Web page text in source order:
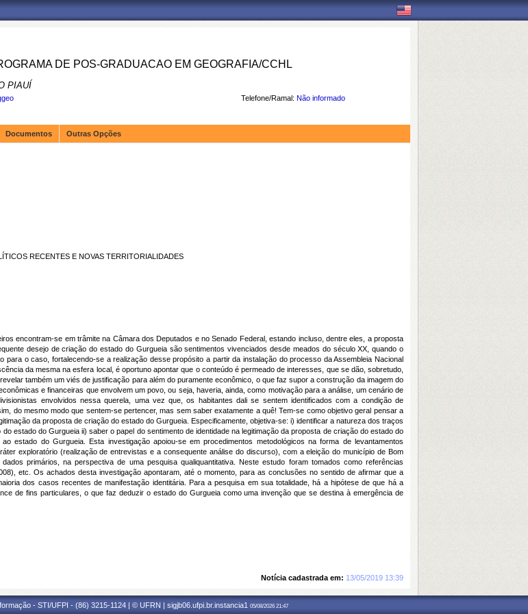
DE POS-GRADUACAO EM GEOGRAFIA/CCHL
PIAUÍ
Telefone/Ramal: Não informado
Documentos Outras Opções
RECENTES E NOVAS TERRITORIALIDADES
encontram-se em trâmite na Câmara dos Deputados e no Senado Federal, estando incluso, dentre eles, a proposta
desejo de criação do estado do Gurgueia são sentimentos vivenciados desde meados do século XX, quando o
o caso, fortalecendo-se a realização desse propósito a partir da instalação do processo da Assembleia Nacional
da mesma na esfera local, é oportuno apontar que o conteúdo é permeado de interesses, que se dão, sobretudo,
também um viés de justificação para além do puramente econômico, o que faz supor a construção da imagem do
e financeiras que envolvem um povo, ou seja, haveria, ainda, como motivação para a análise, um cenário de
envolvidos nessa querela, uma vez que, os habitantes dali se sentem identificados com a condição de
do mesmo modo que sentem-se pertencer, mas sem saber exatamente a quê! Tem-se como objetivo geral pensar a
da proposta de criação do estado do Gurgueia. Especificamente, objetiva-se: i) identificar a natureza dos traços
estado do Gurgueia ii) saber o papel do sentimento de identidade na legitimação da proposta de criação do estado do
estado do Gurgueia. Esta investigação apoiou-se em procedimentos metodológicos na forma de levantamentos
exploratório (realização de entrevistas e a consequente análise do discurso), com a eleição do município de Bom
primários, na perspectiva de uma pesquisa qualiquantitativa. Neste estudo foram tomados como referências
etc. Os achados desta investigação apontaram, até o momento, para as conclusões no sentido de afirmar que a
dos casos recentes de manifestação identitária. Para a pesquisa em sua totalidade, há a hipótese de que há a
de fins particulares, o que faz deduzir o estado do Gurgueia como uma invenção que se destina à emergência de
Notícia cadastrada em: 13/05/2019 13:39
- STI/UFPI - (86) 3215-1124 | © UFRN | sigjb06.ufpi.br.instancia1 05/08/2026 21:47